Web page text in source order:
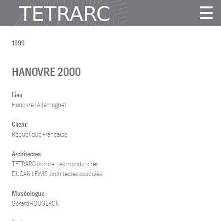
Actualité
Agence
Publications
Contact
Tous
Habitat
Culture
Enseignement
Santé
1999
HANOVRE 2000
Lieu
Hanovre (Allemagne)
Client
République Française
Architectes
TETRARC architectes mandataires
DUCAN LEWIS, architectes associés,
Muséologue
Gérard ROUGERON